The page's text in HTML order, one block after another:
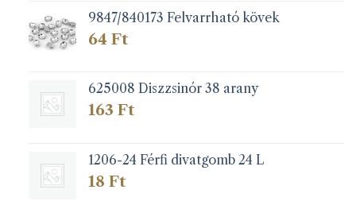
9847/840173 Felvarrható kövek
64 Ft
625008 Diszzsinór 38 arany
163 Ft
1206-24 Férfi divatgomb 24 L
18 Ft